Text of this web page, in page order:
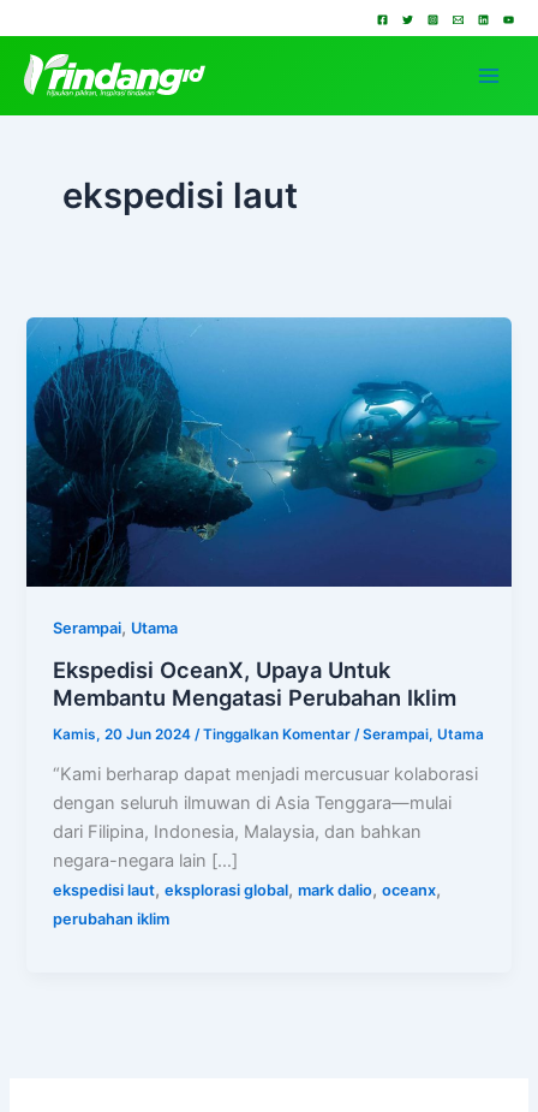
ke
konten
ekspedisi laut
Serampai, Utama
Ekspedisi OceanX, Upaya Untuk
Membantu Mengatasi Perubahan Iklim
Kamis, 20 Jun 2024/Tinggalkan Komentar /Serampai,Utama
“Kami berharap dapat menjadi mercusuar kolaborasi
dengan seluruh ilmuwan di Asia Tenggara—mulai
dari Filipina, Indonesia, Malaysia, dan bahkan
negara-negara lain […]
ekspedisi laut,eksplorasi global,mark dalio,oceanx,
perubahan iklim